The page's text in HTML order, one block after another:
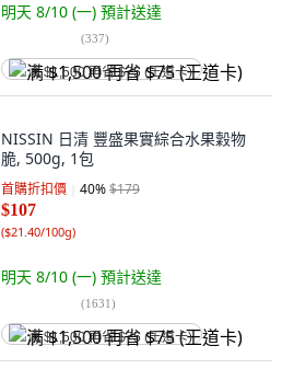
明天 8/10 (一) 預計送達
(337)
满 $1,500 再省 $75 (王道卡)
NISSIN 日清 豐盛果實綜合水果穀物
脆, 500g, 1包
首購折扣價 40%$179
$107
($21.40/100g)
明天 8/10 (一) 預計送達
(1631)
满 $1,500 再省 $75 (王道卡)